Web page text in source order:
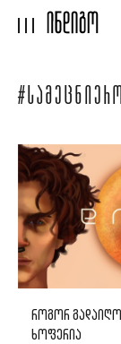
ᲠᲝᲒᲝᲠ ᲒᲐᲓᲐᲘᲦᲝ
ᲮᲝᲤᲔᲠᲘᲐ